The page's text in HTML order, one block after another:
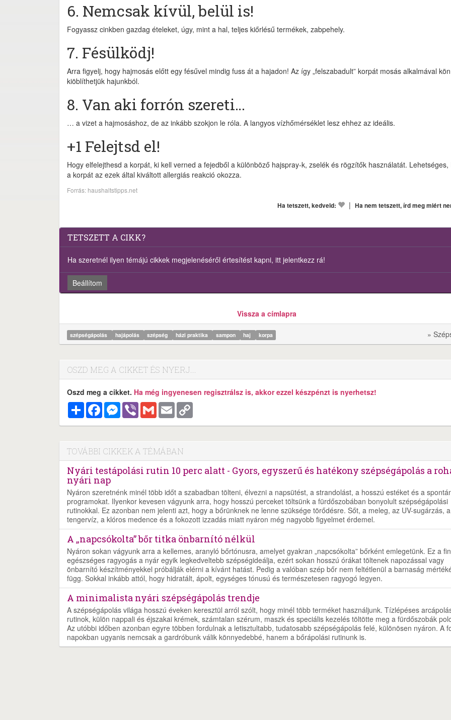
6. Nemcsak kívül, belül is!
Fogyassz cinkben gazdag ételeket, úgy, mint a hal, teljes kiőrlésű termékek, zabpehely.
7. Fésülködj!
Arra figyelj, hogy hajmosás előtt egy fésűvel mindig fuss át a hajadon! Az így „felszabadult” korpát mosás alkalmával
kiöblíthetjük hajunkból.
8. Van aki forrón szereti…
… a vizet a hajmosáshoz, de az inkább szokjon le róla. A langyos vízhőmérséklet lesz ehhez az ideális.
+1 Felejtsd el!
Hogy elfelejthesd a korpát, ki kell verned a fejedből a különböző hajspray-k, zselék és rögzítők használatát. Lehetséges,
a korpát az ezek által kiváltott allergiás reakció okozza.
Forrás: haushaltstipps.net
Ha tetszett, kedveld:
| Ha nem tetszett, írd meg miért
TETSZETT A CIKK?
Ha szeretnél ilyen témájú cikkek megjelenéséről értesítést kapni, itt jelentkezz rá!
Beállítom
Vissza a címlapra
szépségápolás hajápolás szépség házi praktika sampon haj korpa »
OSZD MEG A CIKKET ÉS NYERJ...
Oszd meg a cikket. Ha még ingyenesen regisztrálsz is, akkor ezzel készpénzt is nyerhetsz!
MegosztásFacebookMessenger
Viber Gmail Email
TOVÁBBI CIKKEK A TÉMÁBAN
Nyári testápolási rutin 10 perc alatt - Gyors, egyszerű és hatékony szépségápolás a
nyári nap
Nyáron szeretnénk minél több időt a szabadban tölteni, élvezni a napsütést, a strandolást, a hosszú estéket és a
programokat. Ilyenkor kevesen vágyunk arra, hogy hosszú perceket töltsünk a fürdőszobában bonyolult szépségápolási
rutinokkal. Ez azonban nem jelenti azt, hogy a bőrünknek ne lenne szüksége törődésre. Sőt, a meleg, az UV-sugárzás,
tengervíz, a klóros medence és a fokozott izzadás miatt nyáron még nagyobb figyelmet érdemel.
A „napcsókolta” bőr titka önbarnító nélkül
Nyáron sokan vágyunk arra a kellemes, aranyló bőrtónusra, amelyet gyakran „napcsókolta” bőrként emlegetünk. Ez a
egészséges ragyogás a nyár egyik legkedveltebb szépségideálja, ezért sokan hosszú órákat töltenek napozással vagy
önbarnító készítményekkel próbálják elérni a kívánt hatást. Pedig a valóban szép bőr nem feltétlenül a barnaság
függ. Sokkal inkább attól, hogy hidratált, ápolt, egységes tónusú és természetesen ragyogó legyen.
A minimalista nyári szépségápolás trendje
A szépségápolás világa hosszú éveken keresztül arról szólt, hogy minél több terméket használjunk. Tízlépéses
rutinok, külön nappali és éjszakai krémek, számtalan szérum, maszk és speciális kezelés töltötte meg a fürdőszobák
Az utóbbi időben azonban egyre többen fordulnak a letisztultabb, tudatosabb szépségápolás felé, különösen nyáron. A
napokban ugyanis nemcsak a gardróbunk válik könnyedebbé, hanem a bőrápolási rutinunk is.